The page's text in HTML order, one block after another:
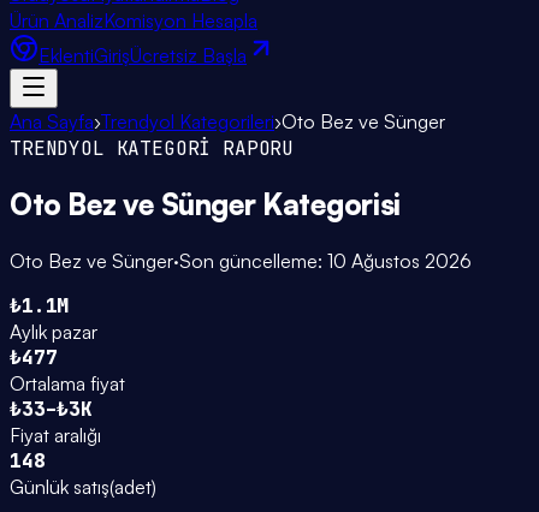
Ürün AnalizKomisyon Hesapla
EklentiGirişÜcretsiz Başla
Ana Sayfa›Trendyol Kategorileri›Oto Bez ve Sünger
TRENDYOL KATEGORİ RAPORU
Oto Bez ve Sünger Kategorisi
Oto Bez ve Sünger·Son güncelleme: 10 Ağustos 2026
₺1.1M
Aylık pazar
₺477
Ortalama fiyat
₺33–₺3K
Fiyat aralığı
148
Günlük satış(adet)